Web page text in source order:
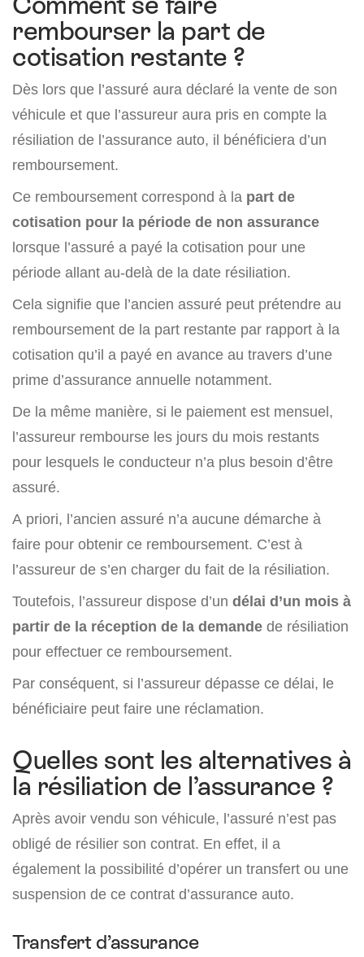
rembourser la part de
cotisation restante ?
Dès lors que l’assuré aura déclaré la vente de son
véhicule et que l’assureur aura pris en compte la
résiliation de l’assurance auto, il bénéficiera d’un
remboursement.
Ce remboursement correspond à la part de
cotisation pour la période de non assurance
lorsque l’assuré a payé la cotisation pour une
période allant au-delà de la date résiliation.
Cela signifie que l’ancien assuré peut prétendre au
remboursement de la part restante par rapport à la
cotisation qu’il a payé en avance au travers d’une
prime d’assurance annuelle notamment.
De la même manière, si le paiement est mensuel,
l’assureur rembourse les jours du mois restants
pour lesquels le conducteur n’a plus besoin d’être
assuré.
A priori, l’ancien assuré n’a aucune démarche à
faire pour obtenir ce remboursement. C’est à
l’assureur de s’en charger du fait de la résiliation.
Toutefois, l’assureur dispose d’un délai d’un mois à
partir de la réception de la demande de résiliation
pour effectuer ce remboursement.
Par conséquent, si l’assureur dépasse ce délai, le
bénéficiaire peut faire une réclamation.
Quelles sont les alternatives à
la résiliation de l’assurance ?
Après avoir vendu son véhicule, l’assuré n’est pas
obligé de résilier son contrat. En effet, il a
également la possibilité d’opérer un transfert ou une
suspension de ce contrat d’assurance auto.
Transfert d’assurance